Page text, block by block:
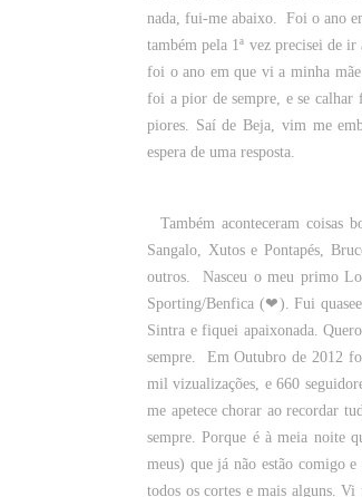
nada, fui-me abaixo. Foi o ano
também pela 1ª vez precisei de
foi o ano em que vi a minha
foi a pior de sempre, e se
piores. Saí de Beja, vim me
espera de uma resposta.
Também aconteceram
Sangalo, Xutos e Pontapés,
outros.
Nasceu o meu primo
Sporting/Benfica (❤). Fui
Sintra e fiquei apaixonada.
sempre.
Em Outubro de 2012
mil vizualizações, e 660
me apetece chorar ao recordar
sempre. Porque é à meia noite
meus) que já não estão comigo e
todos os cortes e mais alguns. Vi